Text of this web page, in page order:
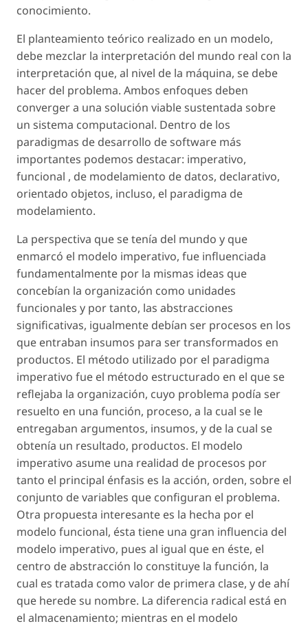
conocimiento.
El planteamiento teórico realizado en un modelo,
debe mezclar la interpretación del mundo real con la
interpretación que, al nivel de la máquina, se debe
hacer del problema. Ambos enfoques deben
converger a una solución viable sustentada sobre
un sistema computacional. Dentro de los
paradigmas de desarrollo de software más
importantes podemos destacar: imperativo,
funcional , de modelamiento de datos, declarativo,
orientado objetos, incluso, el paradigma de
modelamiento.
La perspectiva que se tenía del mundo y que
enmarcó el modelo imperativo, fue influenciada
fundamentalmente por la mismas ideas que
concebían la organización como unidades
funcionales y por tanto, las abstracciones
significativas, igualmente debían ser procesos en los
que entraban insumos para ser transformados en
productos. El método utilizado por el paradigma
imperativo fue el método estructurado en el que se
reflejaba la organización, cuyo problema podía ser
resuelto en una función, proceso, a la cual se le
entregaban argumentos, insumos, y de la cual se
obtenía un resultado, productos. El modelo
imperativo asume una realidad de procesos por
tanto el principal énfasis es la acción, orden, sobre el
conjunto de variables que configuran el problema.
Otra propuesta interesante es la hecha por el
modelo funcional, ésta tiene una gran influencia del
modelo imperativo, pues al igual que en éste, el
centro de abstracción lo constituye la función, la
cual es tratada como valor de primera clase, y de ahí
que herede su nombre. La diferencia radical está en
el almacenamiento; mientras en el modelo